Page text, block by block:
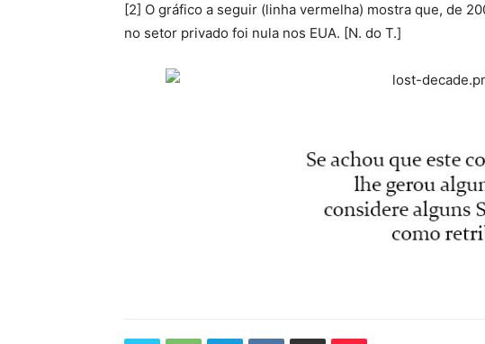
[2] O gráfico a seguir (linha vermelha) mostra que, de
no setor privado foi nula nos EUA. [N. do T.]